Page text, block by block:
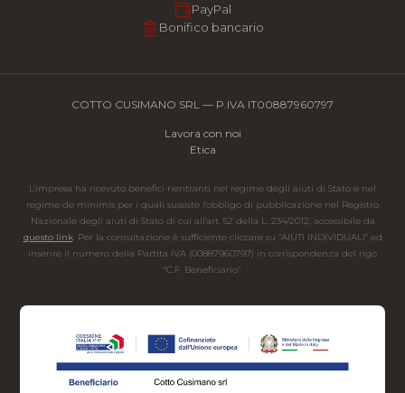
PayPal
Bonifico bancario
COTTO CUSIMANO SRL — P.IVA IT00887960797
Lavora con noi
Etica
L'impresa ha ricevuto benefici rientranti nel regime degli aiuti di Stato e nel
regime de minimis per i quali sussiste l'obbligo di pubblicazione nel Registro
Nazionale degli aiuti di Stato di cui all'art. 52 della L. 234/2012, accessibile da
questo link. Per la consultazione è sufficiente cliccare su "AIUTI INDIVIDUALI" ed
inserire il numero della Partita IVA (00887960797) in corrispondenza del rigo
"C.F. Beneficiario".